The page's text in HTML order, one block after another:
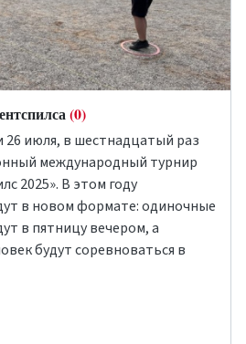
(0)
26 июля, в шестнадцатый раз
международный турнир
2025». В этом году
в новом формате: одиночные
в пятницу вечером, а
будут соревноваться в